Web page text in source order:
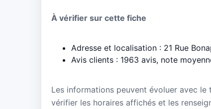
À vérifier sur cette fiche
Adresse et localisation : 21 Rue
Avis clients : 1963 avis, note
Les informations peuvent évoluer avec
vérifier les horaires affichés et les